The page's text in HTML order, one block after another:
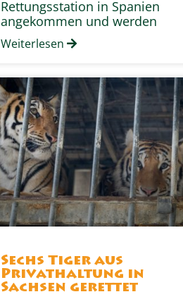
Rettungsstation in Spanien
angekommen und werden
Weiterlesen
Sechs Tiger aus
Privathaltung in
Sachsen gerettet